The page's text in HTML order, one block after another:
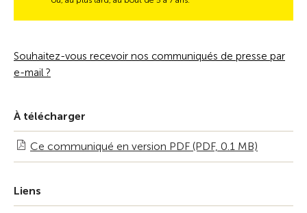
Souhaitez-vous recevoir nos communiqués de presse par
e-mail ?
À télécharger
Ce communiqué en version PDF (PDF, 0.1 MB)
Liens